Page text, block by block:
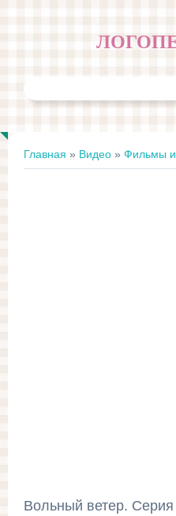
Главная » Видео » Фильмы
Вольный ветер. Серия